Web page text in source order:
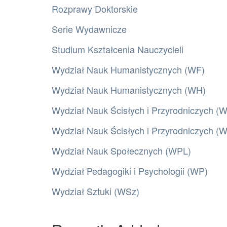
Rozprawy Doktorskie
Serie Wydawnicze
Studium Kształcenia Nauczycieli
Wydział Nauk Humanistycznych (WF)
Wydział Nauk Humanistycznych (WH)
Wydział Nauk Ścisłych i Przyrodniczych
Wydział Nauk Ścisłych i Przyrodniczych
Wydział Nauk Społecznych (WPL)
Wydział Pedagogiki i Psychologii (WP)
Wydział Sztuki (WSz)